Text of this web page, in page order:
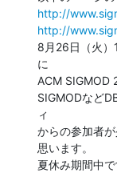
http://
http://
8月26日（火
に
ACM SIGMOD
SIGMODなど
ィ
からの参加者
思います。
夏休み期間中